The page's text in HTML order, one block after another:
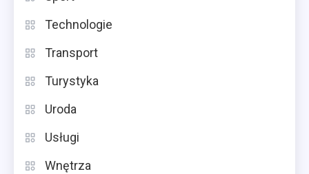
Technologie
Transport
Turystyka
Uroda
Usługi
Wnętrza